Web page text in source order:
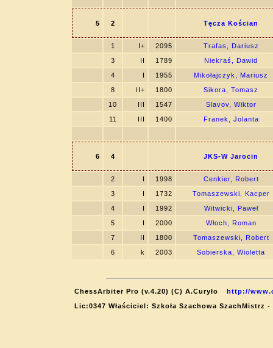
5 2 Tęcza Kościan
1 I+ 2095
Trafas, Dariusz
3
II 1789
Niekraś, Dawid
4
I 1955
Mikołajczyk, Mariusz
8
II+ 1800
Sikora, Tomasz
10
III 1547
Slavov, Wiktor
11
III 1400 Franek, Jolanta
6 4 JKS-W Jarocin
2 I 1998
Cenkier, Robert
3
I 1732
Tomaszewski, Kacper
4
I 1992
Witwicki, Paweł
5
I 2000
Włoch, Roman
7
II 1800
Tomaszewski, Robert
6
k 2003 Sobierska, Wioletta
ChessArbiter Pro (v.4.20) (C) A.Curyło
http://
Lic:0347 Właściciel: Szkoła Szachowa SzachMistrz